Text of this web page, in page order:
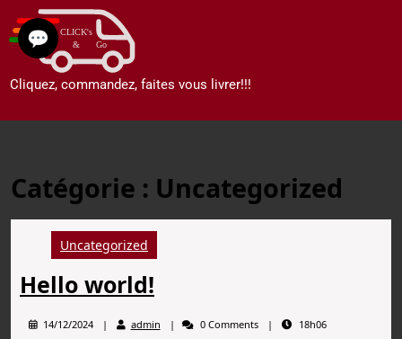
Cliquez, commandez, faites vous livrer!!!
Catégorie : Uncategorized
Uncategorized
Hello world!
14/12/2024 admin 0 Comments 18h06
💬